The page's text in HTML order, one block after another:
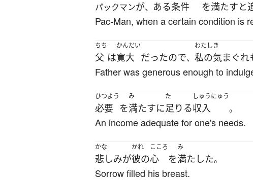
パックマンが、 ある条件 を満たすと
Pac-Man, when a certain condition is
ちち
父 は
かんだい
寛大 だったので、
わたし
私の
き
気まぐれ
Father was generous enough to
ひつよう
必要 を
み
満たすに
た
足りる
しゅうにゅう
収入 。
An income adequate for one's needs.
かな
悲しみが
かれ
彼の
こころ
心 を
み
満たした。
Sorrow filled his breast.